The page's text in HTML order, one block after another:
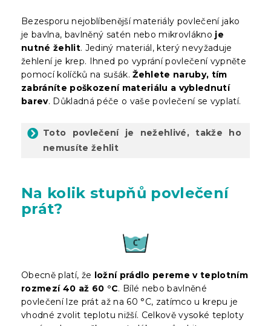
Bezesporu nejoblíbenější materiály povlečení jako
je bavlna, bavlněný satén nebo mikrovlákno je
nutné žehlit. Jediný materiál, který nevyžaduje
žehlení je krep. Ihned po vyprání povlečení vypněte
pomocí kolíčků na sušák.Žehlete naruby, tím
zabráníte poškození materiálu a vyblednutí
barev. Důkladná péče o vaše povlečení se vyplatí.
Toto povlečení je nežehlivé, takže ho
nemusíte žehlit
Na kolik stupňů povlečení
prát?
Obecně platí, že ložní prádlo pereme v teplotním
rozmezí 40 až 60 °C. Bílé nebo bavlněné
povlečení lze prát až na 60 °C, zatímco u krepu je
vhodné zvolit teplotu nižší. Celkově vysoké teploty